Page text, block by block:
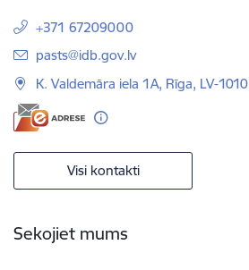
+371 67209000
E-pasts:
pasts@idb.gov.lv
K. Valdemāra iela 1A, Rīga, LV-1010
Visi kontakti
Sekojiet mums